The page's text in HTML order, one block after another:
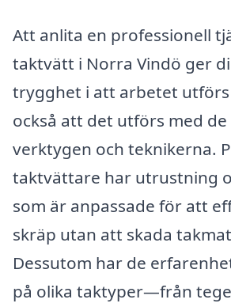
Att anlita en professionell
taktvätt i Norra Vindö ger
trygghet i att arbetet
också att det utförs med
verktygen och teknikerna.
taktvättare har utrustning
som är anpassade för att
skräp utan att skada
Dessutom har de
på olika taktyper—från